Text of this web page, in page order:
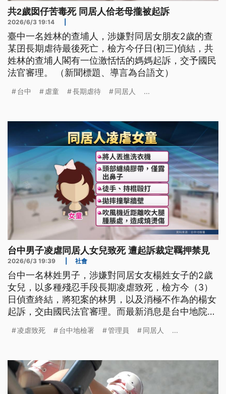
共2歲囡仔苦毒死 同居人佮老母攏被起訴
2026/6/3 19:14
臺中一名姓林的查埔人，涉嫌對同居女朋友2歲的查
某囝長期虐待最後死亡，檢方今仔日(初三)偵結，共
姓林的查埔人閣有一位激恬恬的媽媽起訴，交予國民
法官審理。 （新聞標題、導言為台語文）
台中 虐童 長期虐待 同居人 ...
台中男子凌虐同居人女兒致死 遭起訴裁定羈押禁見
2026/6/3 19:39 社會
台中一名林姓男子，涉嫌對同居女友楊姓女子的2歲
女兒，以多種殘忍手段長期凌虐致死，檢方今（3）
日偵查終結，將犯案的林男，以及消極不作為的楊女
起訴，交由國民法官審理。而最新消息是台中地院裁
凌虐致死 台中地檢署 管理員 同居人 ...